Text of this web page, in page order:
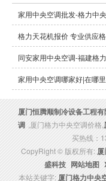
家用中央空调批发-格力中
格力天花机报价 专业供应
同安家用中央空调-福建格
家用中央空调哪家好|在哪
厦门恒腾顺制冷设备工程有
调 ,厦门格力中央空调价格,
买热线：
CopyRight © 版权所有:
盛科技 网站地图
本站关键字: 厦门格力中央